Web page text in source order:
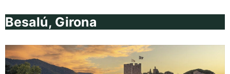
Besalú, Girona